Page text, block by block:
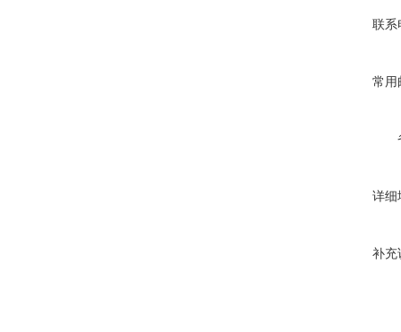
联系
常用
详细
补充